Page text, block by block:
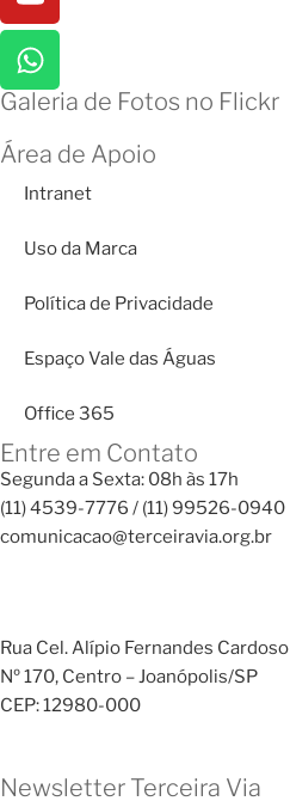
Galeria de Fotos no Flickr
Área de Apoio
Intranet
Uso da Marca
Política de Privacidade
Espaço Vale das Águas
Office 365
Entre em Contato
Segunda a Sexta: 08h às 17h
(11) 4539-7776 / (11) 99526-0940
comunicacao@terceiravia.org.br
Rua Cel. Alípio Fernandes Cardoso
Nº 170, Centro – Joanópolis/SP
CEP: 12980-000
Newsletter Terceira Via